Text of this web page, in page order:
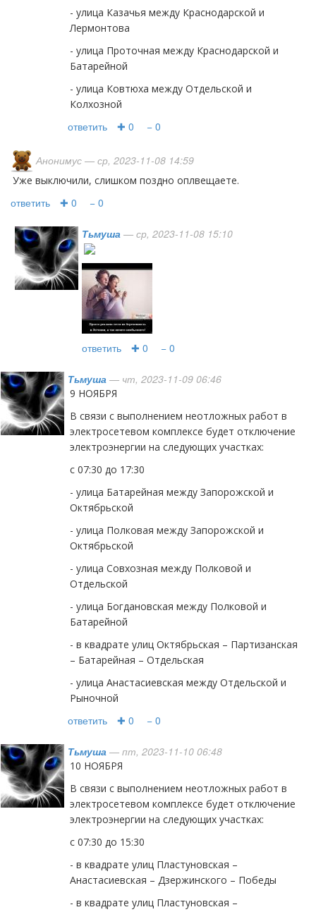
- улица Казачья между Краснодарской и
Лермонтова
- улица Проточная между Краснодарской и
Батарейной
- улица Ковтюха между Отдельской и
Колхозной
ответить ✚ 0 − 0
Анонимус — ср, 2023-11-08 14:59
Уже выключили, слишком поздно оплвещаете.
ответить ✚ 0 − 0
Тьмуша — ср, 2023-11-08 15:10
ответить ✚ 0 − 0
Тьмуша — чт, 2023-11-09 06:46
9 НОЯБРЯ
В связи с выполнением неотложных работ в
электросетевом комплексе будет отключение
электроэнергии на следующих участках:
с 07:30 до 17:30
- улица Батарейная между Запорожской и
Октябрьской
- улица Полковая между Запорожской и
Октябрьской
- улица Совхозная между Полковой и
Отдельской
- улица Богдановская между Полковой и
Батарейной
- в квадрате улиц Октябрьская – Партизанская
– Батарейная – Отдельская
- улица Анастасиевская между Отдельской и
Рыночной
ответить ✚ 0 − 0
Тьмуша — пт, 2023-11-10 06:48
10 НОЯБРЯ
В связи с выполнением неотложных работ в
электросетевом комплексе будет отключение
электроэнергии на следующих участках:
с 07:30 до 15:30
- в квадрате улиц Пластуновская –
Анастасиевская – Дзержинского – Победы
- в квадрате улиц Пластуновская –